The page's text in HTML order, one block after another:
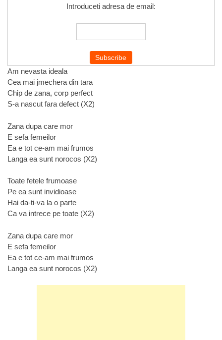
Introduceti adresa de email:
Am nevasta ideala
Cea mai jmechera din tara
Chip de zana, corp perfect
S-a nascut fara defect (X2)
Zana dupa care mor
E sefa femeilor
Ea e tot ce-am mai frumos
Langa ea sunt norocos (X2)
Toate fetele frumoase
Pe ea sunt invidioase
Hai da-ti-va la o parte
Ca va intrece pe toate (X2)
Zana dupa care mor
E sefa femeilor
Ea e tot ce-am mai frumos
Langa ea sunt norocos (X2)